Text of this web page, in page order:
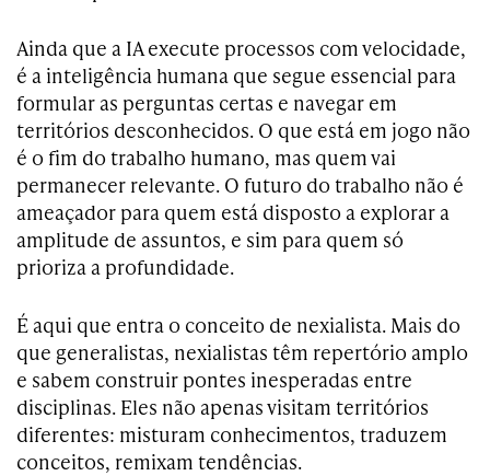
Ainda que a IA execute processos com velocidade,
é a inteligência humana que segue essencial para
formular as perguntas certas e navegar em
territórios desconhecidos. O que está em jogo não
é o fim do trabalho humano, mas quem vai
permanecer relevante. O futuro do trabalho não é
ameaçador para quem está disposto a explorar a
amplitude de assuntos, e sim para quem só
prioriza a profundidade.
É aqui que entra o conceito de nexialista. Mais do
que generalistas, nexialistas têm repertório amplo
e sabem construir pontes inesperadas entre
disciplinas. Eles não apenas visitam territórios
diferentes: misturam conhecimentos, traduzem
conceitos, remixam tendências.